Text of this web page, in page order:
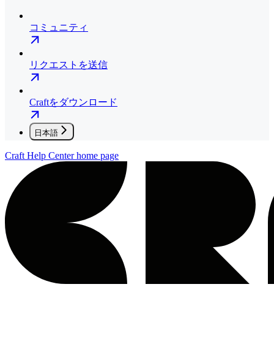
コミュニティ
リクエストを送信
Craftをダウンロード
日本語
Craft Help Centerhome page